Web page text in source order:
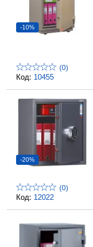
Код: 10455
-10%
(0)
Код: 12022
-20%
(0)